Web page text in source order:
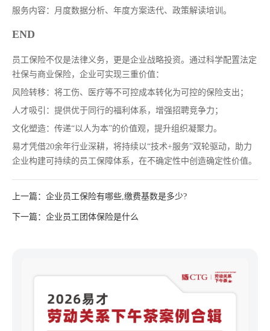
服务内容：月度数据分析、年度方案迭代、政策解读培训。
END
员工保险不仅是法律义务，更是企业战略投资。通过科学配置法定
社保与商业保险，企业可实现三重价值：
风险转移：将工伤、医疗等不可控成本转化为可控的保险支出；
人才吸引：提供优于同行的福利体系，增强招聘竞争力；
文化塑造：传递“以人为本”的价值观，提升组织凝聚力。
易才凭借20余年行业深耕，将持续以“技术+服务”双轮驱动，助力
企业构建可持续的员工保障体系，在不确定性中创造确定性价值。
上一篇：企业员工保险有哪些,缴费基数是多少?
下一篇：企业员工团体保险是什么